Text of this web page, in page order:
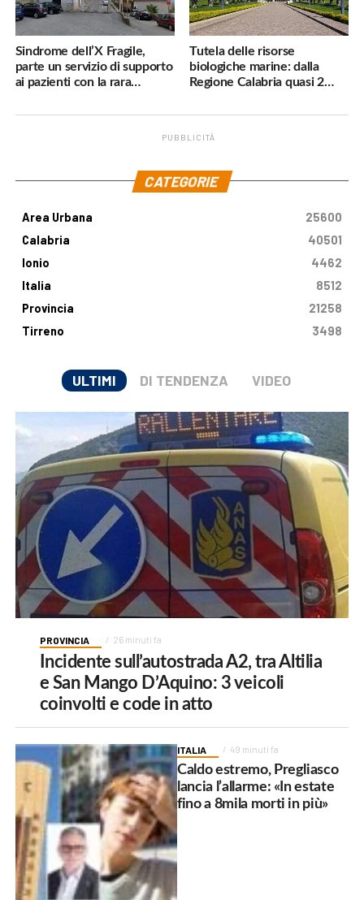
Sindrome dell’X Fragile,
parte un servizio di supporto
ai pazienti con la rara
Tutela delle risorse
biologiche marine: dalla
Regione Calabria quasi 2
PUBBLICITÀ
CATEGORIE
Area Urbana
25600
Calabria
40501
Ionio
4462
Italia
8512
Provincia
21258
Tirreno
3498
ULTIMI DI TENDENZA VIDEO
PROVINCIA 26 minuti fa
Incidente sull’autostrada A2, tra Altilia
e San Mango D’Aquino: 3 veicoli
coinvolti e code in atto
ITALIA 49 minuti fa
Caldo estremo, Pregliasco
lancia l’allarme: «In estate
fino a 8mila morti in più»